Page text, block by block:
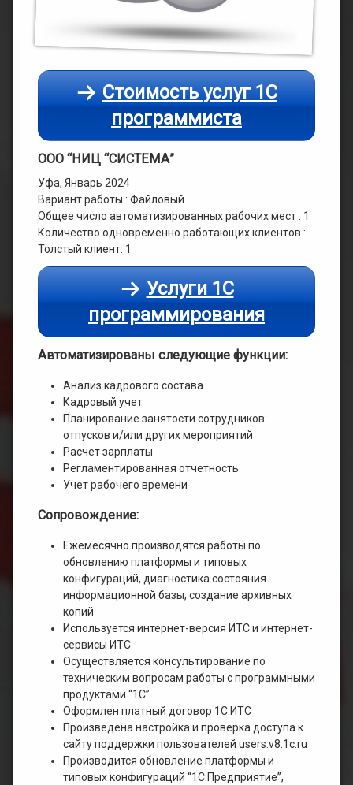
Стоимость услуг 1С
программиста
ООО “НИЦ “СИСТЕМА”
Уфа, Январь 2024
Вариант работы : Файловый
Общее число автоматизированных рабочих мест : 1
Количество одновременно работающих клиентов :
Толстый клиент: 1
Услуги 1С
программирования
Автоматизированы следующие функции:
Анализ кадрового состава
Кадровый учет
Планирование занятости сотрудников:
отпусков и/или других мероприятий
Расчет зарплаты
Регламентированная отчетность
Учет рабочего времени
Сопровождение:
Ежемесячно производятся работы по
обновлению платформы и типовых
конфигураций, диагностика состояния
информационной базы, создание архивных
копий
Используется интернет-версия ИТС и интернет-
сервисы ИТС
Осуществляется консультирование по
техническим вопросам работы с программными
продуктами “1С”
Оформлен платный договор 1С:ИТС
Произведена настройка и проверка доступа к
сайту поддержки пользователей users.v8.1c.ru
Производится обновление платформы и
типовых конфигураций “1С:Предприятие”,